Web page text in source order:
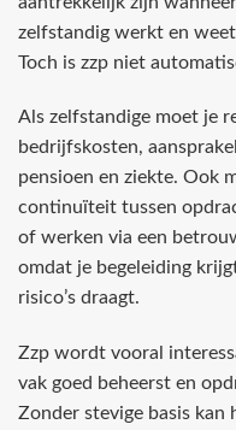
zelfstandig werkt en
Toch is zzp niet
Als zelfstandige moet je
bedrijfskosten,
pensioen en ziekte. Ook
continuïteit tussen
of werken via een
omdat je begeleiding
risico’s draagt.
Zzp wordt vooral
vak goed beheerst en
Zonder stevige basis kan